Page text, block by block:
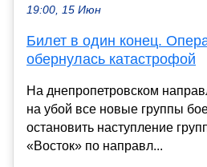
19:00, 15 Июн
Билет в один конец.
обернулась катастрофой
На днепропетровском
на убой все новые группы
остановить наступление
«Восток» по направл...